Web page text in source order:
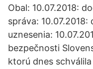
Obal: 10.07.2018:
správa:
uznesenia:
bezpečnosti
ktorú dnes